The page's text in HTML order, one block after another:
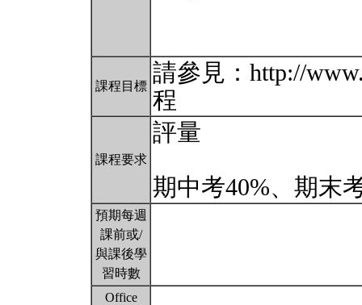
課程目標 請參見：http://
程
課程要求
評量
期中考40%、期末
預期每週
課前或/
與課後學
習時數
Office